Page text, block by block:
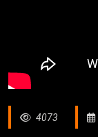
4073